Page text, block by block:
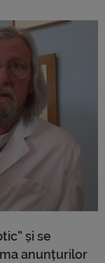
și se
anunțurilor